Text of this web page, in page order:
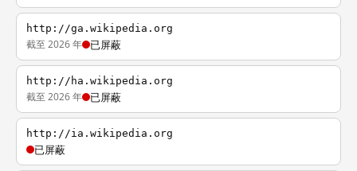
http://ga.wikipedia.org
截至 2026 年 已屏蔽
http://ha.wikipedia.org
截至 2026 年 已屏蔽
http://ia.wikipedia.org
已屏蔽